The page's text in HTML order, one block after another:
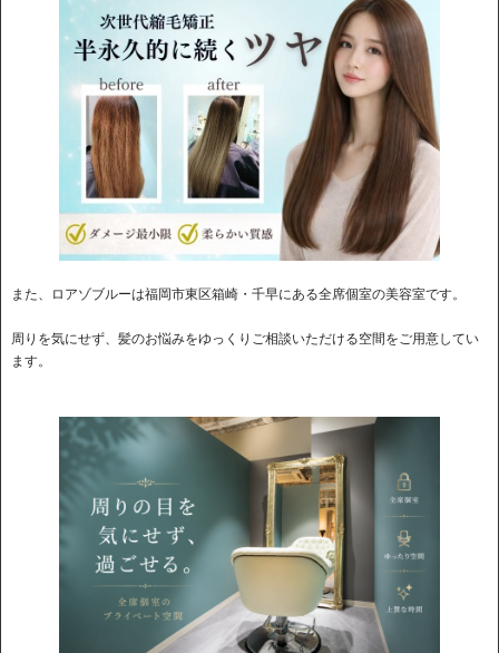
また、ロアゾブルーは福岡市東区箱崎・千早にある全席個室の美容室です。
周りを気にせず、髪のお悩みをゆっくりご相談いただける空間をご用意してい
ます。